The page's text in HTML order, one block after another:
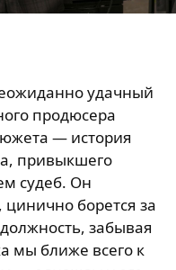
удачный
продюсера
— история
привыкшего
судеб. Он
цинично борется за
забывая
мы ближе всего к